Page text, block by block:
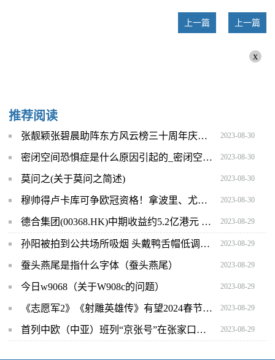
上一篇 上一篇
x
推荐阅读
张靓颖张碧晨助阵东方风云榜三十周年庆典 张杰胡夏米卡斗帅 2023-08-30
密闭空间恐惧症是什么原因引起的_密闭空间恐惧症 2023-08-30
莫问之(关于莫问之简述) 2023-08-30
穆帅得卢卡库可争欧冠资格！拿波里、尤文和米兰双雄谁会被挤下来 2023-08-30
德合集团(00368.HK)中期收益约5.2亿港元 同比增加约67.1% 2023-08-29
孙阳被拍到公共场所吸烟 头戴鸭舌帽低调聚餐 2023-08-29
蚕头燕尾是指什么字体（蚕头燕尾） 2023-08-29
今日w9068（关于W908c的问题） 2023-08-29
《志愿军2》《射雕英雄传》有望2024春节档上映 2023-08-29
首列中欧（中亚）班列“京张号”在张家口下花园站发车 2023-08-29